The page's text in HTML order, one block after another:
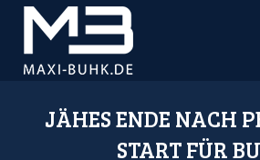
JÄHES ENDE NACH
START FÜR